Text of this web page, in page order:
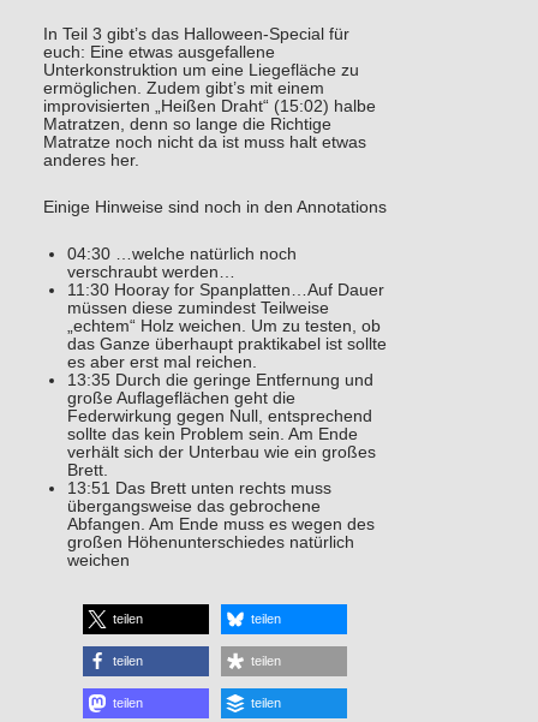
In Teil 3 gibt’s das Halloween-Special für
euch: Eine etwas ausgefallene
Unterkonstruktion um eine Liegefläche zu
ermöglichen. Zudem gibt’s mit einem
improvisierten „Heißen Draht“ (15:02) halbe
Matratzen, denn so lange die Richtige
Matratze noch nicht da ist muss halt etwas
anderes her.
Einige Hinweise sind noch in den Annotations
04:30 …welche natürlich noch
verschraubt werden…
11:30 Hooray for Spanplatten…Auf Dauer
müssen diese zumindest Teilweise
„echtem“ Holz weichen. Um zu testen, ob
das Ganze überhaupt praktikabel ist sollte
es aber erst mal reichen.
13:35 Durch die geringe Entfernung und
große Auflageflächen geht die
Federwirkung gegen Null, entsprechend
sollte das kein Problem sein. Am Ende
verhält sich der Unterbau wie ein großes
Brett.
13:51 Das Brett unten rechts muss
übergangsweise das gebrochene
Abfangen. Am Ende muss es wegen des
großen Höhenunterschiedes natürlich
weichen
teilen teilen
teilen teilen
teilen teilen